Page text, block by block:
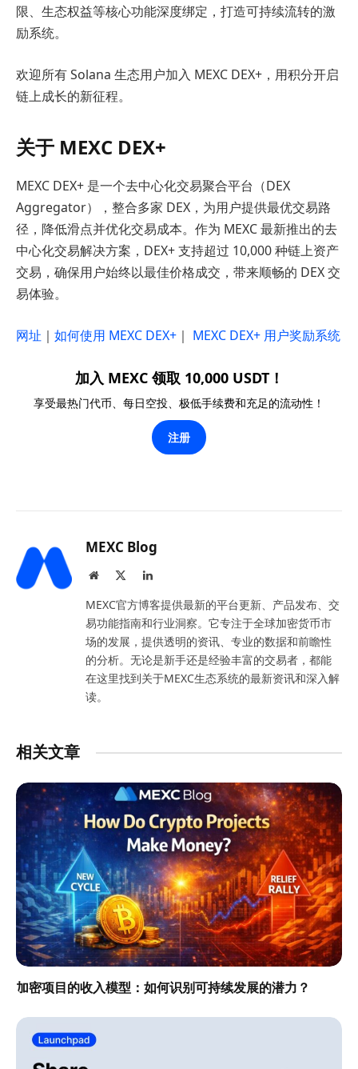
限、生态权益等核心功能深度绑定，打造可持续流转的激
励系统。
欢迎所有 Solana 生态用户加入 MEXC DEX+，用积分开启
链上成长的新征程。
关于 MEXC DEX+
MEXC DEX+ 是一个去中心化交易聚合平台（DEX
Aggregator），整合多家 DEX，为用户提供最优交易路
径，降低滑点并优化交易成本。作为 MEXC 最新推出的去
中心化交易解决方案，DEX+ 支持超过 10,000 种链上资产
交易，确保用户始终以最佳价格成交，带来顺畅的 DEX 交
易体验。
网址 ｜ 如何使用 MEXC DEX+ ｜ MEXC DEX+ 用户奖励系统
加入 MEXC 领取 10,000 USDT！
享受最热门代币、每日空投、极低手续费和充足的流动性！
注册
MEXC Blog
Website LinkedIn
MEXC官方博客提供最新的平台更新、产品发布、交
易功能指南和行业洞察。它专注于全球加密货币市
场的发展，提供透明的资讯、专业的数据和前瞻性
的分析。无论是新手还是经验丰富的交易者，都能
在这里找到关于MEXC生态系统的最新资讯和深入解
读。
相关文章
加密项目的收入模型：如何识别可持续发展的潜力？